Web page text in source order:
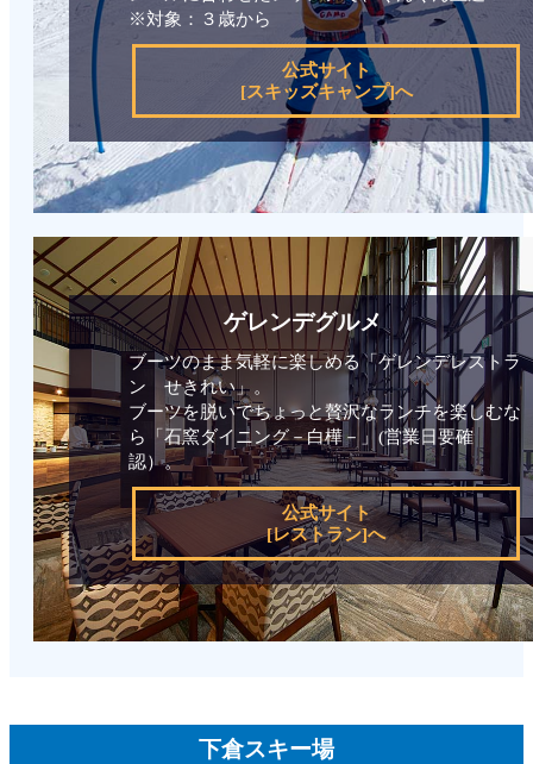
※対象：３歳から
公式サイト
[スキッズキャンプ]へ
ゲレンデグルメ
ブーツのまま気軽に楽しめる「ゲレンデレストラ
ン せきれい」。
ブーツを脱いでちょっと贅沢なランチを楽しむな
ら「石窯ダイニング－白樺－」(営業日要確
認）。
公式サイト
[レストラン]へ
下倉スキー場